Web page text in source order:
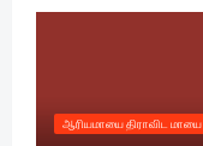
ஆரியமாயை திராவிட மாயை